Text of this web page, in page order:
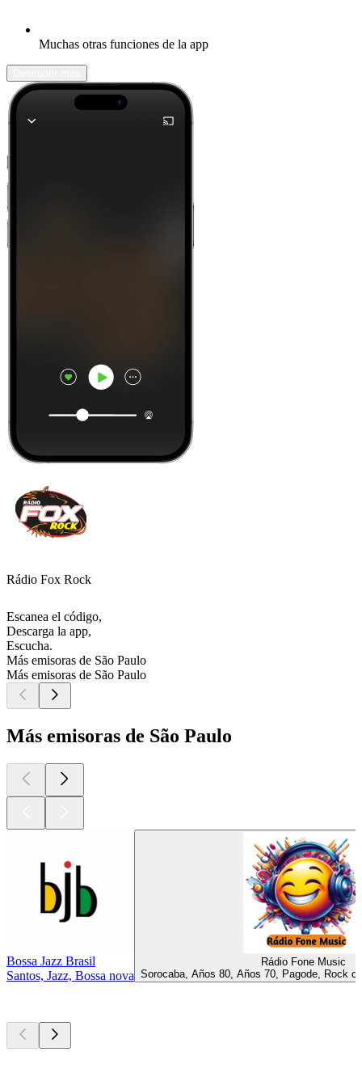
Muchas otras funciones de la app
Rádio Fox Rock
Escanea el código,
Descarga la app,
Escucha.
Más emisoras de São Paulo
Más emisoras de São Paulo
Más emisoras de São Paulo
Bossa Jazz Brasil
Santos, Jazz, Bossa nova
Rádio Fone Music
Sorocaba, Años 80, Años 70, Pagode, Rock